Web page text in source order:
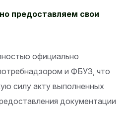
предоставляем свои
официально
и ФБУЗ, что
силу акту выполненных
документации